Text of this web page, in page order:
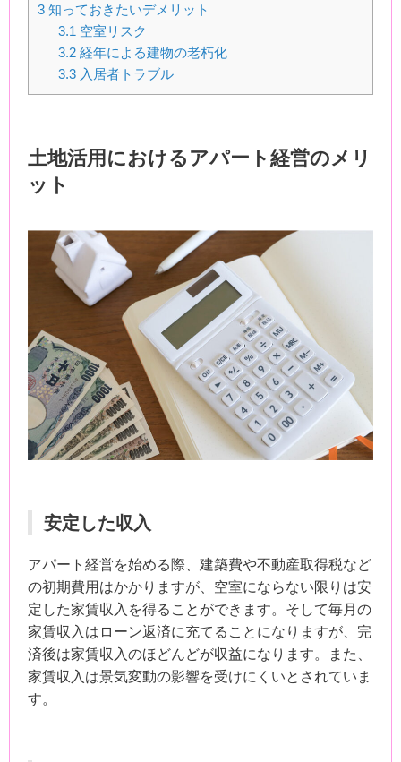
3 知っておきたいデメリット
3.1 空室リスク
3.2経年による建物の老朽化
3.3入居者トラブル
土地活用におけるアパート経営のメリ
ット
安定した収入
アパート経営を始める際、建築費や不動産取得税など
の初期費用はかかりますが、空室にならない限りは安
定した家賃収入を得ることができます。そして毎月の
家賃収入はローン返済に充てることになりますが、完
済後は家賃収入のほどんどが収益になります。また、
家賃収入は景気変動の影響を受けにくいとされていま
す。